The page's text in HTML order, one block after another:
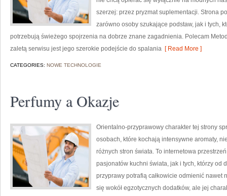
szerzej: przez pryzmat suplementacji. Strona
zarówno osoby szukające podstaw, jak i tych,
potrzebują świeżego spojrzenia na dobrze znane zagadnienia. Polecam
zaletą serwisu jest jego szerokie podejście do spalania [ Read More ]
CATEGORIES: NOWE TECHNOLOGIE
Perfumy a Okazje
Orientalno-przyprawowy charakter tej strony
osobach, które kochają intensywne aromaty,
różnych stron świata. To internetowa
pasjonatów kuchni świata, jak i tych, którzy od
przyprawy potrafią całkowicie odmienić nawet
się wokół egzotycznych dodatków, ale jej